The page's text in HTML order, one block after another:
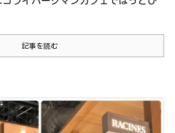
記事を読む